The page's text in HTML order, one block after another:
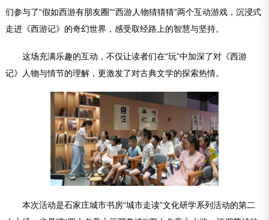
们参与了“假如西游有朋友圈”“西游人物猜猜猜”两个互动游戏，沉浸式
走进《西游记》的奇幻世界，感受取经路上的智慧与坚持。
这场充满乐趣的互动，不仅让读者们在“玩”中加深了对《西游
记》人物与情节的理解，更激发了对古典文学的探索热情。
本次活动是石家庄城市书房“城市走读”文化研学系列活动的第二